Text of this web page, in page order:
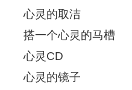
心灵的取洁
搭一个心灵的马槽
心灵CD
心灵的镜子